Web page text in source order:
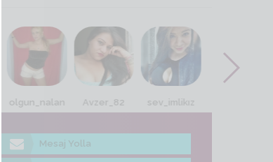
olgun_nalan Avzer_82 sev_imlikız
Mesaj Yolla